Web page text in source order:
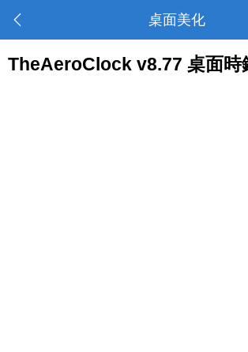
桌面美化
TheAeroClock v8.77 桌面時